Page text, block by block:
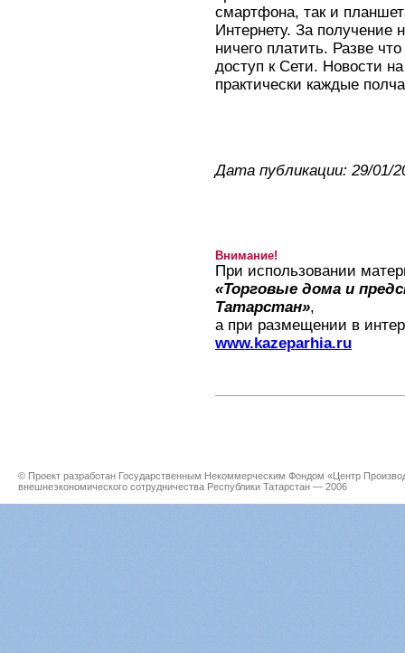
смартфона, так и
Интернету. За
ничего платить. Разве
доступ к Сети. Новости
практически каждые
Дата публикации: 29/01/
Внимание!
При использовании
«Торговые дома и
Татарстан»,
а при размещении в
www.kazeparhia.ru
© Проект разработан Государственным Некоммерческим Фондом «Центр
внешнеэкономического сотрудничества Республики Татарстан — 2006